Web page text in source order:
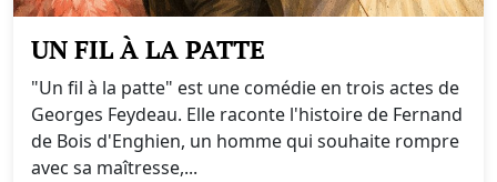
UN FIL À LA PATTE
"Un fil à la patte" est une comédie en trois actes de
Georges Feydeau. Elle raconte l'histoire de Fernand
de Bois d'Enghien, un homme qui souhaite rompre
avec sa maîtresse,...